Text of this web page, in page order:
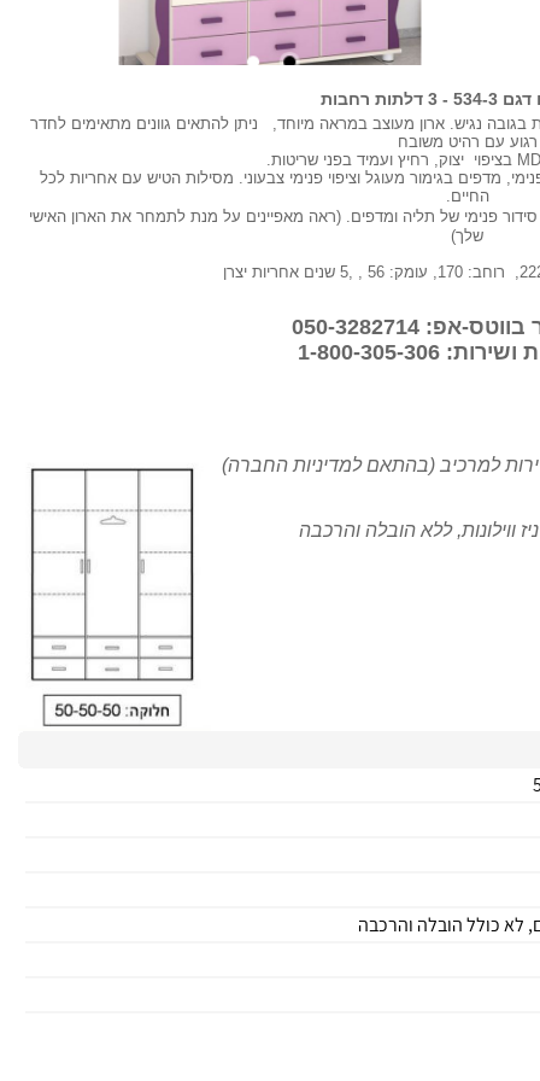
רחבות
בגובה נגיש. ארון מעוצב במראה מיוחד, ניתן להתאים גוונים מתאימים לחדר
רגוע עם רהיט משובח
מדפים בגימור מעוגל וציפוי פנימי צבעוני. מסילות הטיש עם אחריות לכל
החיים.
פנימי של תליה ומדפים. (ראה מאפיינים על מנת לתמחר את הארון האישי
שלך)
אפ: 050-3282714
1-800-305-306
למרכיב (בהתאם למדיניות החברה)